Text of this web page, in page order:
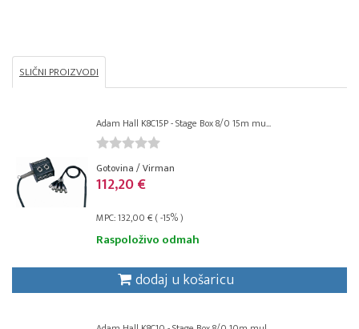
SLIČNI PROIZVODI
Adam Hall K8C15P - Stage Box 8/0 15m mu...
Gotovina / Virman
112,20 €
MPC: 132,00 € ( -15% )
Raspoloživo odmah
dodaj u košaricu